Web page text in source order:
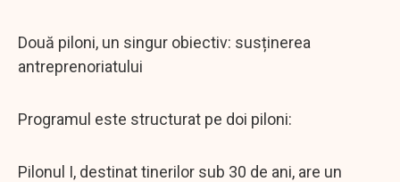
Două piloni, un singur obiectiv: susținerea
antreprenoriatului
Programul este structurat pe doi piloni:
Pilonul I, destinat tinerilor sub 30 de ani, are un